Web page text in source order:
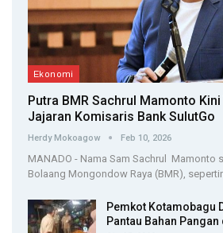
Ekonomi
Putra BMR Sachrul Mamonto
Jajaran Komisaris Bank SulutGo
Herdy Mokoagow Feb 10, 2026
MANADO - Nama Sam Sachrul Mamonto
Bolaang Mongondow Raya (BMR),
Pemkot Kotamobagu
Pantau Bahan